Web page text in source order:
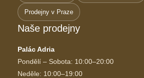
Prodejny v Praze
Naše prodejny
Palác Adria
Pondělí – Sobota: 10:00–20:00
Neděle: 10:00–19:00